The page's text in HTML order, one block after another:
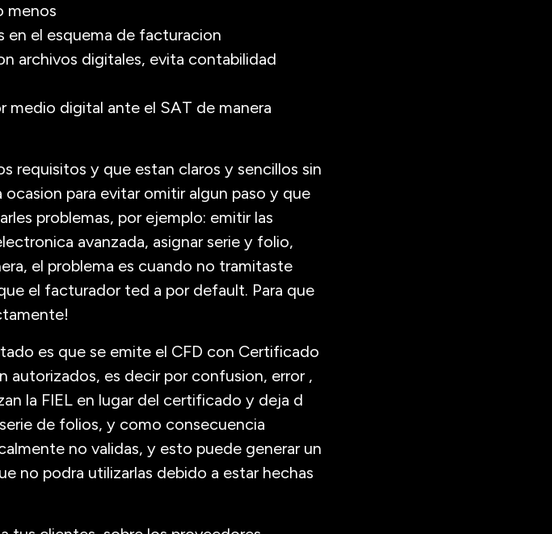
menos
en el esquema de facturacion
archivos digitales, evita contabilidad
medio digital ante el SAT de manera
requisitos y que estan claros y sencillos sin
para evitar omitir algun paso y que
problemas, por ejemplo: emitir las
avanzada, asignar serie y folio,
el problema es cuando no tramitaste
el facturador ted a por default. Para que
es que se emite el CFD con Certificado
autorizados, es decir por confusion, error ,
la FIEL en lugar del certificado y deja d
de folios, y como consecuencia
no validas, y esto puede generar un
no podra utilizarlas debido a estar hechas